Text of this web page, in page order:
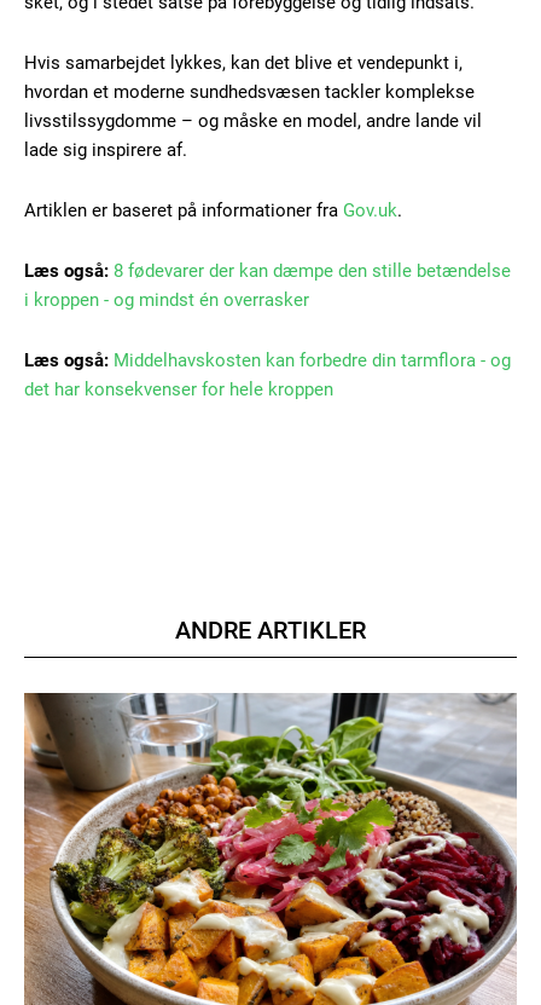
Orci varius natoque dolor
Member full access
100DKK / year
Orci varius natoque dolor
YEARLY PRICING MONTHLY PRICING
Hvis samarbejdet lykkes, kan det blive et vendepunkt i,
hvordan et moderne sundhedsvæsen tackler komplekse
livsstilssygdomme – og måske en model, andre lande vil
lade sig inspirere af.
Artiklen er baseret på informationer fra Gov.uk.
Læs også: 8 fødevarer der kan dæmpe den stille betændelse
i kroppen - og mindst én overrasker
Læs også: Middelhavskosten kan forbedre din tarmflora - og
det har konsekvenser for hele kroppen
ANDRE ARTIKLER